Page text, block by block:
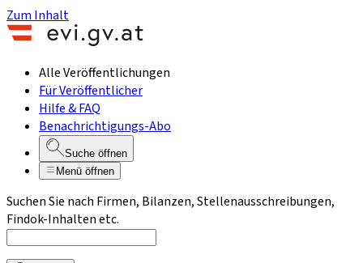
Zum Inhalt
Alle Veröffentlichungen
Für Veröffentlicher
Hilfe & FAQ
Benachrichtigungs-Abo
Suche öffnen
Menü öffnen
Suchen Sie nach Firmen, Bilanzen, Stellenausschreibungen,
Findok-Inhalten etc.